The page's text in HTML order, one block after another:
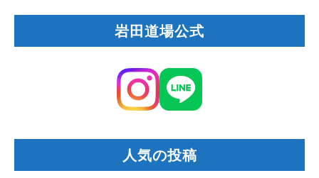
岩田道場公式
人気の投稿